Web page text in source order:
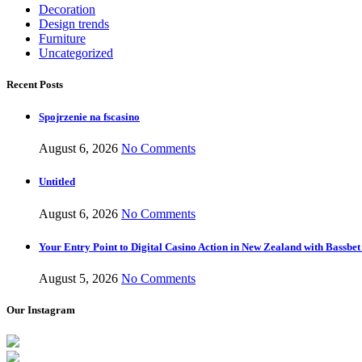
Decoration
Design trends
Furniture
Uncategorized
Recent Posts
Spojrzenie na fscasino
August 6, 2026 No Comments
Untitled
August 6, 2026 No Comments
Your Entry Point to Digital Casino Action in New Zealand with Bassbet
August 5, 2026 No Comments
Our Instagram